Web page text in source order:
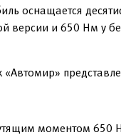
оснащается
и 650 Нм у
моментом 650